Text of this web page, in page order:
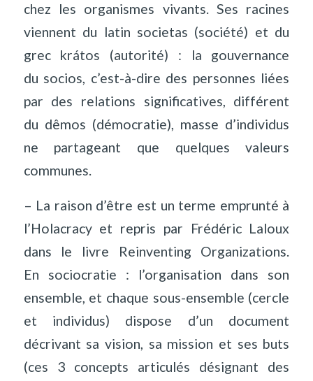
chez les organismes vivants. Ses racines
viennent du latin societas (société) et du
grec krátos (autorité) : la gouvernance
du socios, c’est-à-dire des personnes liées
par des relations significatives, différent
du dêmos (démocratie), masse d’individus
ne partageant que quelques valeurs
communes.
– La raison d’être est un terme emprunté à
l’Holacracy et repris par Frédéric Laloux
dans le livre Reinventing Organizations.
En sociocratie : l’organisation dans son
ensemble, et chaque sous-ensemble (cercle
et individus) dispose d’un document
décrivant sa vision, sa mission et ses buts
(ces 3 concepts articulés désignant des